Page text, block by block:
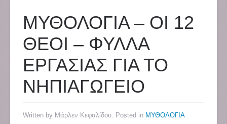
ΜΥΘΟΛΟΓΙΑ – ΟΙ 12
ΘΕΟΙ – ΦΥΛΛΑ
ΕΡΓΑΣΙΑΣ ΓΙΑ ΤΟ
ΝΗΠΙΑΓΩΓΕΙΟ
Written by Μάρλεν Κεφαλίδου. Posted in ΜΥΘΟΛΟΓΙΑ